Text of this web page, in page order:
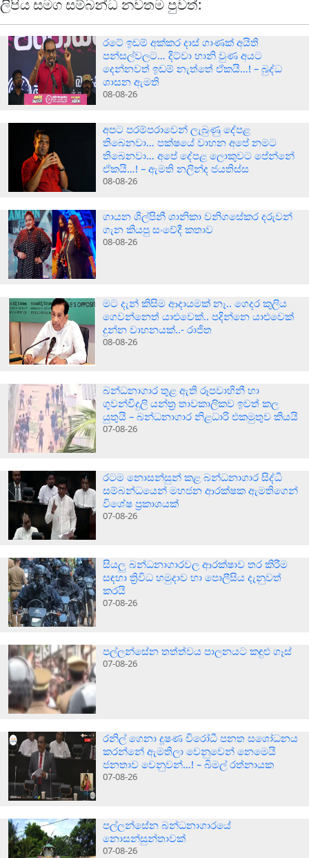
ලිපිය සමග සම්බන්ධ නවතම පුවත්:
රටේ ඉඩම් අක්කර දාස් ගාණක් අයිති
පන්සල්වලට… දිට්වා හානි වුණ අයට
දෙන්නවත් ඉඩම් නැත්තේ ඒකයි…! – බුද්ධ
ශාසන ඇමති
08-08-26
අපට පරම්පරාවෙන් ලැබුණු දේපළ
තිබෙනවා… පක්ෂයේ වාහන අපේ නමට
තිබෙනවා… අපේ දේපළ ලොකුවට පේන්නේ
ඒකයි…! – ඇමති නලින්ද ජයතිස්ස
08-08-26
ගායන ශිල්පිනී ශානිකා වනිගසේකර දරුවන්
ගැන කියපු සංවේදී කතාව
08-08-26
මට දැන් කිසිම ආදායමක් නෑ.. ගෙදර කුලිය
ගෙවන්නෙත් යාළුවෙක්.. පදින්නෙ යාළුවෙක්
දුන්න වාහනයක්..- රාජිත
08-08-26
බන්ධනාගාර තුළ ඇති රූපවාහිනී හා
ගුවන්විදුලි යන්ත්‍ර තාවකාලිකව ඉවත් කල
යුතුයි – බන්ධනාගාර නිළධාරි එකමුතුව කියයි
07-08-26
රටම නොසන්සුන් කළ බන්ධනාගාර සිද්ධි
සම්බන්ධයෙන් මහජන ආරක්ෂක ඇමතිගෙන්
විශේෂ ප්‍රකාශයක්
07-08-26
සියලු බන්ධනාගාරවල ආරක්ෂාව තර කිරීම
සඳහා ත්‍රිවිධ හමුදාව හා පොලීසිය දැනුවත්
කරයි
07-08-26
පල්ලන්සේන තත්ත්වය පාලනයට කඳුළු ගෑස්
07-08-26
රනිල් ගෙනා දූෂණ විරෝධී පනත සශෝධනය
කරන්නේ ඇමතිලා වෙනුවෙන් නෙමෙයි
ජනතාව වෙනුවන්…! – බිමල් රත්නායක
07-08-26
පල්ලන්සේන බන්ධනාගාරයේ
නොසන්සුන්තාවක්
07-08-26